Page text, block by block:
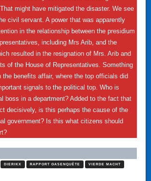
might have mitigated the disaster. We see
civil servant. A power that was apparently
in the relationship between the presidium
including Mrs Arib, and the
resulted in the resignation of Mrs. Arib and
of the House of Representatives. Something
the benefits affair, where the top officials did
signals to the political top. Who is
boss in a department? Added to the fact that
decisively, is this perhaps the cause of the
government? Is this what citizens should
DIERIKX RAPPORT GASENQUÊTE VIERDE MACHT